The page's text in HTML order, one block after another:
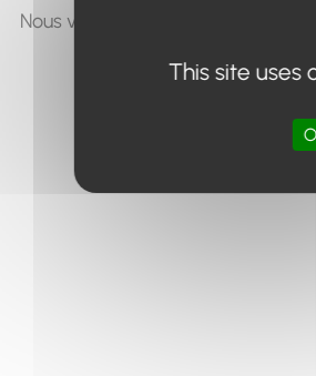
Nous vous invitons à utiliser le
This site